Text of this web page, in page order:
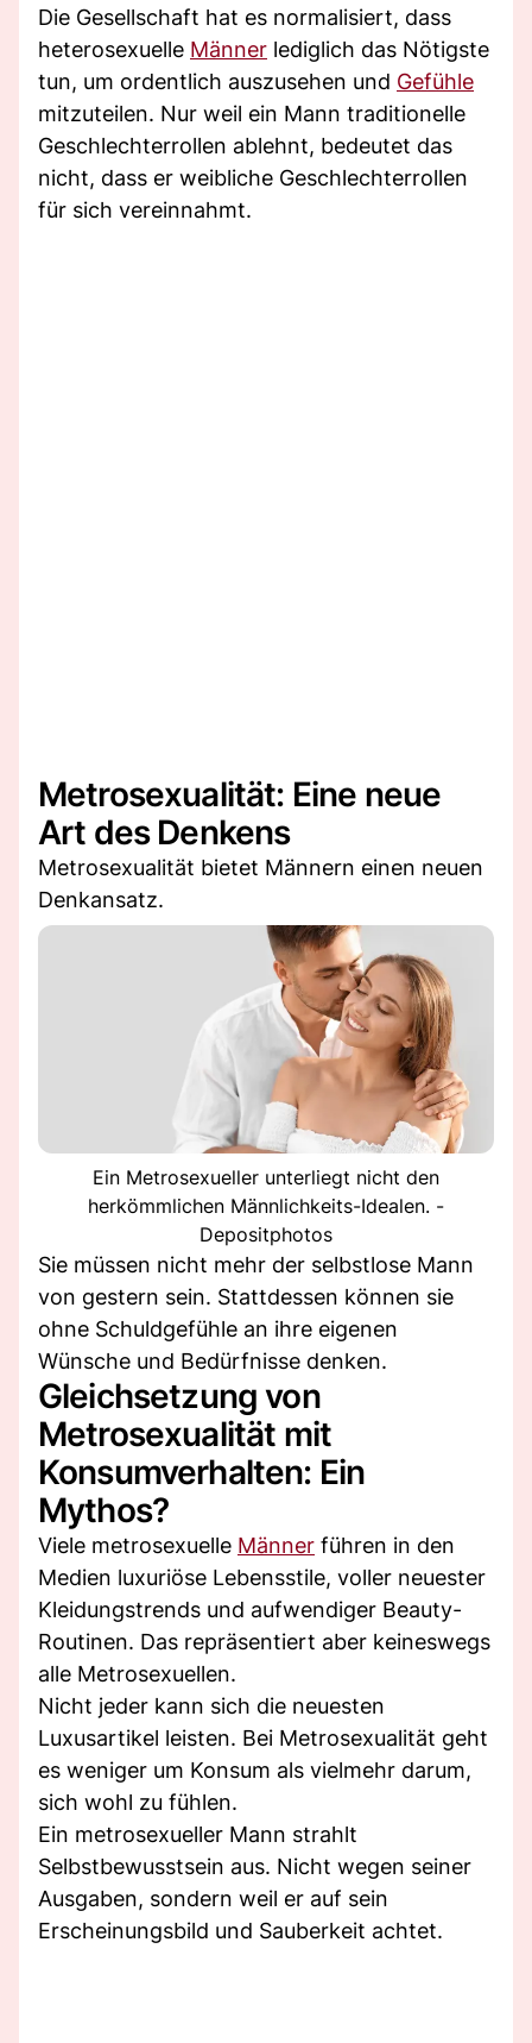
Die Gesellschaft hat es normalisiert, dass
heterosexuelle Männer lediglich das Nötigste
tun, um ordentlich auszusehen und Gefühle
mitzuteilen. Nur weil ein Mann traditionelle
Geschlechterrollen ablehnt, bedeutet das
nicht, dass er weibliche Geschlechterrollen
für sich vereinnahmt.
Metrosexualität: Eine neue
Art des Denkens
Metrosexualität bietet Männern einen neuen
Denkansatz.
Ein Metrosexueller unterliegt nicht den
herkömmlichen Männlichkeits-Idealen. -
Depositphotos
Sie müssen nicht mehr der selbstlose Mann
von gestern sein. Stattdessen können sie
ohne Schuldgefühle an ihre eigenen
Wünsche und Bedürfnisse denken.
Gleichsetzung von
Metrosexualität mit
Konsumverhalten: Ein
Mythos?
Viele metrosexuelle Männer führen in den
Medien luxuriöse Lebensstile, voller neuester
Kleidungstrends und aufwendiger Beauty-
Routinen. Das repräsentiert aber keineswegs
alle Metrosexuellen.
Nicht jeder kann sich die neuesten
Luxusartikel leisten. Bei Metrosexualität geht
es weniger um Konsum als vielmehr darum,
sich wohl zu fühlen.
Ein metrosexueller Mann strahlt
Selbstbewusstsein aus. Nicht wegen seiner
Ausgaben, sondern weil er auf sein
Erscheinungsbild und Sauberkeit achtet.